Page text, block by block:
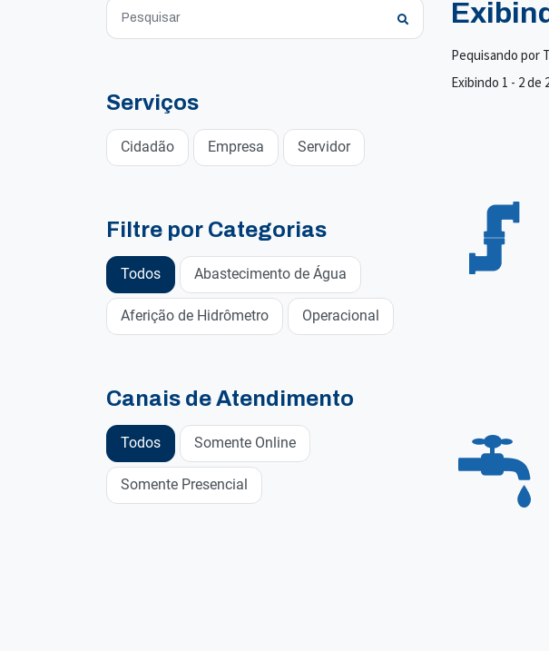
Serviços
Cidadão Empresa Servidor
Filtre por Categorias
Todos Abastecimento de Água
Aferição de Hidrômetro Operacional
Canais de Atendimento
Todos Somente Online
Somente Presencial
Pequisando por
Exibindo 1 - 2